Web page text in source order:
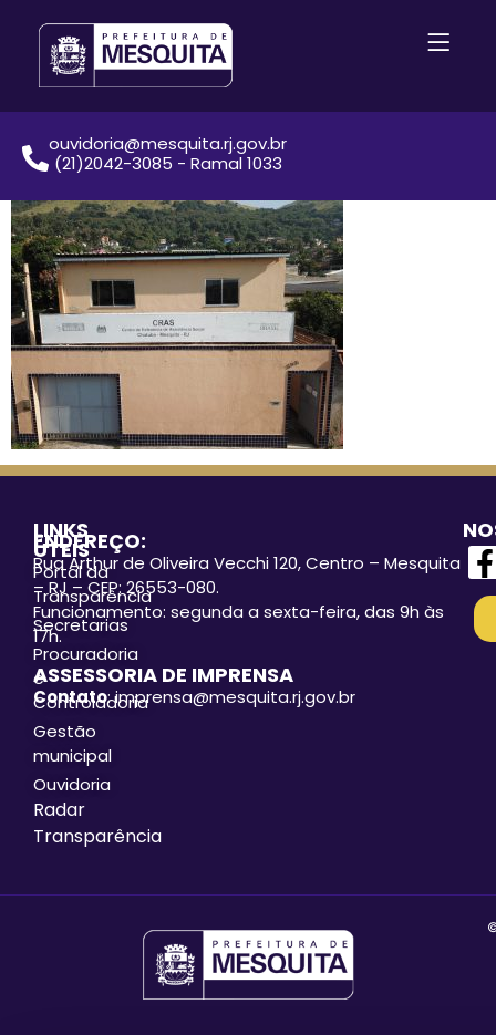
ouvidoria@mesquita.rj.gov.br
(21)2042-3085 - Ramal 1033
LINKS
ÚTEIS
Portal da
Transparência
Secretarias
Procuradoria
e
Controladoria
Gestão
municipal
Ouvidoria
Radar
Transparência
ENDEREÇO:
Rua Arthur de Oliveira Vecchi 120, Centro – Mesquita
– RJ – CEP: 26553-080.
Funcionamento: segunda a sexta-feira, das 9h às
17h.
ASSESSORIA DE IMPRENSA
Contato: imprensa@mesquita.rj.gov.br